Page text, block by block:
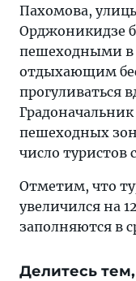
Пахомова,
Орджоникидзе
пешеходными в
отдыхающим
прогуливаться
пешеходных
число туристов
Отметим, что
увеличился на
заполняются в
Делитесь